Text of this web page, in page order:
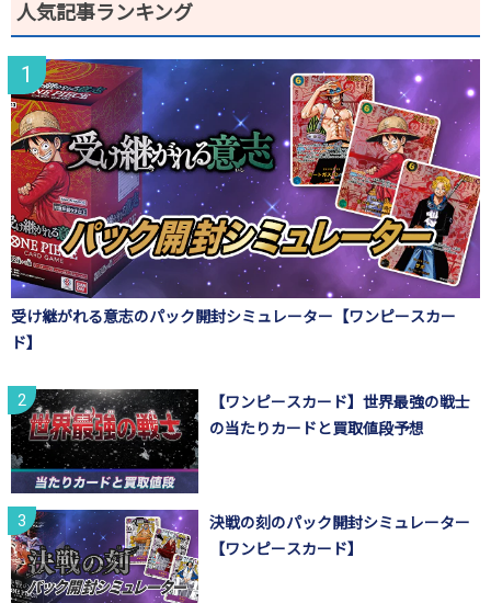
人気記事ランキング
受け継がれる意志のパック開封シミュレーター【ワンピースカー
ド】
【ワンピースカード】世界最強の戦士
の当たりカードと買取値段予想
決戦の刻のパック開封シミュレーター
【ワンピースカード】